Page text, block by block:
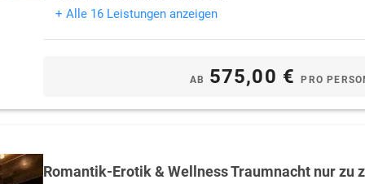
+ Alle 16 Leistungen anzeigen
AB 575,00 €PRO
Romantik-Erotik & Wellness Traumnacht nur zu